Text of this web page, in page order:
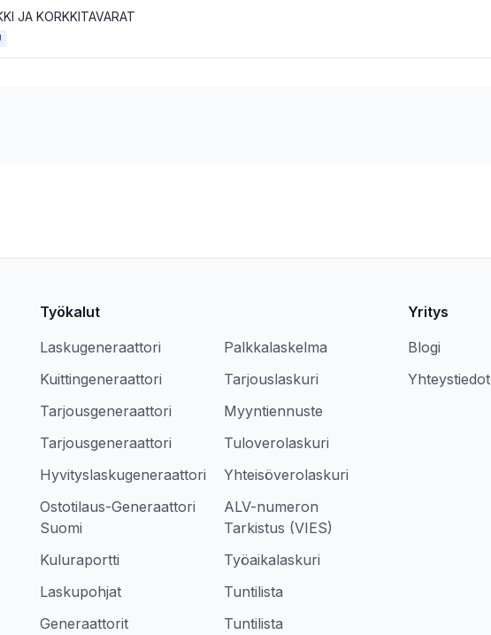
JA KORKKITAVARAT
Työkalut
Laskugeneraattori
Kuittingeneraattori
Tarjousgeneraattori
Tarjousgeneraattori
Hyvityslaskugeneraattori
Ostotilaus-Generaattori
Suomi
Kuluraportti
Laskupohjat
Generaattorit
Palkkalaskelma
Tarjouslaskuri
Myyntiennuste
Tuloverolaskuri
Yhteisöverolaskuri
ALV-numeron
Tarkistus (VIES)
Työaikalaskuri
Tuntilista
Tuntilista
Yritys
Blogi
Yhteystiedot